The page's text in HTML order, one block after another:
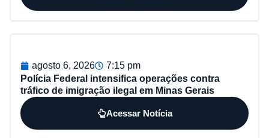
agosto 6, 2026
7:15 pm
Polícia Federal intensifica operações contra
tráfico de imigração ilegal em Minas Gerais
Acessar Notícia